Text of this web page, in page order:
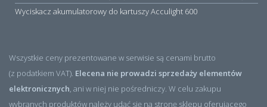
Wyciskacz akumulatorowy do kartuszy Acculight 600
Wszystkie ceny prezentowane w serwisie są cenami brutto
(z podatkiem VAT). Elecena nie prowadzi sprzedaży elementów
elektronicznych , ani w niej nie pośredniczy. W celu zakupu
wybranych produktów należy udać się na stronę sklepu oferującego